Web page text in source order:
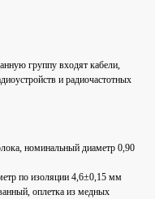
группу входят кабели,
и радиочастотных
номинальный диаметр 0,90
по изоляции 4,6±0,15 мм
оплетка из медных